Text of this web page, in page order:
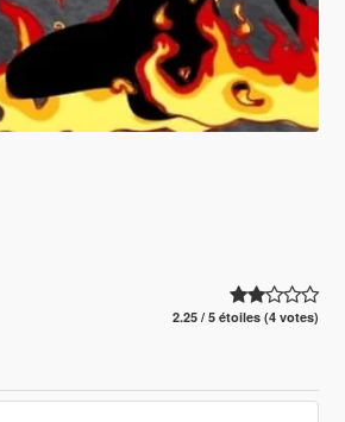
2.25 / 5 étoiles (4 votes)